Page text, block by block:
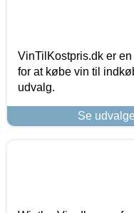
VinTilKostpris.dk er
for at købe vin til
udvalg.
Se